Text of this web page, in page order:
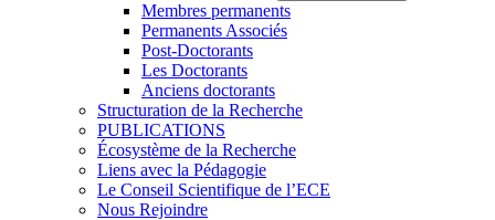
Membres permanents
Permanents Associés
Post-Doctorants
Les Doctorants
Anciens doctorants
Structuration de la Recherche
PUBLICATIONS
Écosystème de la Recherche
Liens avec la Pédagogie
Le Conseil Scientifique de l’ECE
Nous Rejoindre